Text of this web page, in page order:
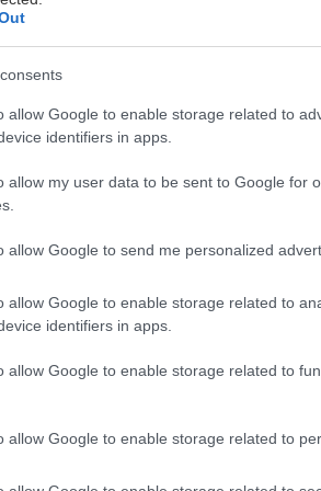
allow Google to enable storage related to
identifiers in apps.
allow my user data to be sent to Google for
allow Google to send me personalized
allow Google to enable storage related to
identifiers in apps.
allow Google to enable storage related to
allow Google to enable storage related to
ντοκιμαντέρ που
στις 13 Δεκεμβρίου «Η
μεγάλη και απρόσμενη έκπληξη
την αποκλειστική
μοντέλου παραγωγής.
επιστροφής» είναι μία σειρά
στην πλατφόρμα του Prime
να «γυρίσει» το
κατάρρευσης στις αρχές της
έναν, μοναδικό για